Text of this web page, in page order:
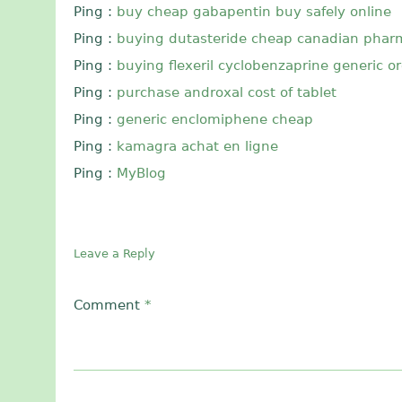
Ping : buy cheap gabapentin buy safely online
Ping : buying dutasteride cheap canadian
Ping : buying flexeril cyclobenzaprine generic
Ping : purchase androxal cost of tablet
Ping : generic enclomiphene cheap
Ping : kamagra achat en ligne
Ping : MyBlog
Leave a Reply
Comment *